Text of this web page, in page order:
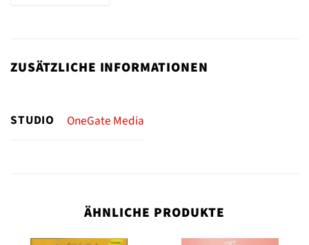
ZUSÄTZLICHE INFORMATIONEN
STUDIO OneGate Media
ÄHNLICHE PRODUKTE